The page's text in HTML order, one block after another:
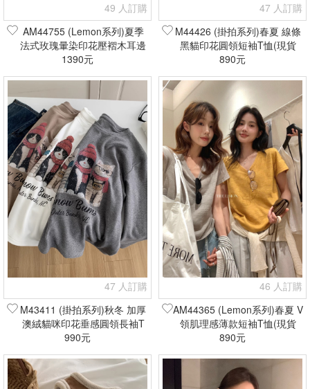
49 人訂購
AM44755 (Lemon系列)夏季
法式玫瑰暈染印花壓褶木耳邊
天絲無袖娃娃衫(現貨+預購)
1390元
47 人訂購
M44426 (掛拍系列)春夏 線條
黑貓印花圓領短袖T恤(現貨
+預購)
890元
47 人訂購
M43411 (掛拍系列)秋冬 加厚
澳絨貓咪印花垂感圓領長袖T
恤(現貨+預購)
990元
46 人訂購
AM44365 (Lemon系列)春夏 V
領肌理感薄款短袖T恤(現貨
+預購)
890元